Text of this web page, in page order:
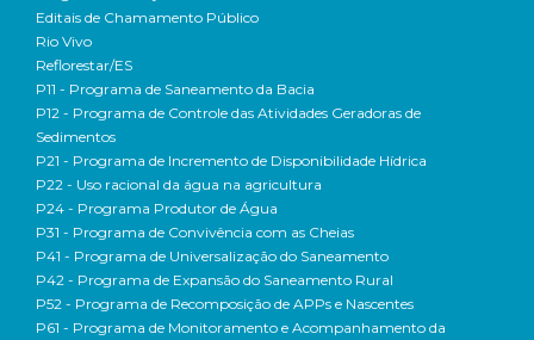
Editais de Chamamento Público
Rio Vivo
Reflorestar/ES
P11 - Programa de Saneamento da Bacia
P12 - Programa de Controle das Atividades Geradoras de
Sedimentos
P21 - Programa de Incremento de Disponibilidade Hídrica
P22 - Uso racional da água na agricultura
P24 - Programa Produtor de Água
P31 - Programa de Convivência com as Cheias
P41 - Programa de Universalização do Saneamento
P42 - Programa de Expansão do Saneamento Rural
P52 - Programa de Recomposição de APPs e Nascentes
P61 - Programa de Monitoramento e Acompanhamento da